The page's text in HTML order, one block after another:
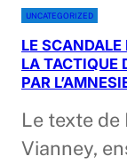
UNCATEGORIZED
LE
LA TACTIQUE
PAR
Le texte de
Vianney,